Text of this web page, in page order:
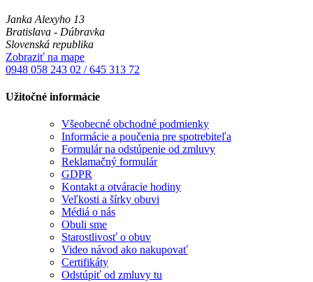
Janka Alexyho 13
Bratislava - Dúbravka
Slovenská republika
Zobraziť na mape
0948 058 243 02 / 645 313 72
Užitočné informácie
Všeobecné obchodné podmienky
Informácie a poučenia pre spotrebiteľa
Formulár na odstúpenie od zmluvy
Reklamačný formulár
GDPR
Kontakt a otváracie hodiny
Veľkosti a šírky obuvi
Médiá o nás
Obuli sme
Starostlivosť o obuv
Video návod ako nakupovať
Certifikáty
Odstúpiť od zmluvy tu